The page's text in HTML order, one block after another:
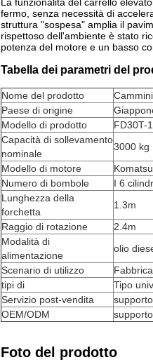
fermo, senza necessità di
struttura "sospesa" amplia il
rispettoso dell'ambiente è stato
potenza del motore e un basso
Tabella dei parametri del
Nome del prodotto
Paese di origine
Modello di prodotto
FD30T-
Capacità di sollevamento
nominale
3000 kg
Modello di motore
Numero di bombole
I 6
Lunghezza della
forchetta
1.3m
Raggio di rotazione
2.4m
Modalità di
alimentazione
olio
Scenario di utilizzo
tipi di
Tipo
Servizio post-vendita
supporto
OEM/ODM
supporto
Foto del prodotto